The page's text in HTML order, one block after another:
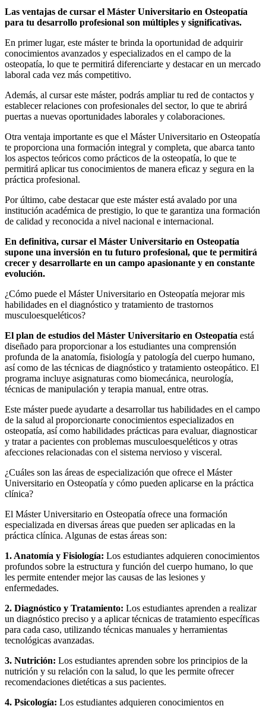
Las ventajas de cursar el Máster Universitario en Osteopatía
para tu desarrollo profesional son múltiples y significativas.
En primer lugar, este máster te brinda la oportunidad de adquirir
conocimientos avanzados y especializados en el campo de la
osteopatía, lo que te permitirá diferenciarte y destacar en un mercado
laboral cada vez más competitivo.
Además, al cursar este máster, podrás ampliar tu red de contactos y
establecer relaciones con profesionales del sector, lo que te abrirá
puertas a nuevas oportunidades laborales y colaboraciones.
Otra ventaja importante es que el Máster Universitario en Osteopatía
te proporciona una formación integral y completa, que abarca tanto
los aspectos teóricos como prácticos de la osteopatía, lo que te
permitirá aplicar tus conocimientos de manera eficaz y segura en la
práctica profesional.
Por último, cabe destacar que este máster está avalado por una
institución académica de prestigio, lo que te garantiza una formación
de calidad y reconocida a nivel nacional e internacional.
En definitiva, cursar el Máster Universitario en Osteopatía
supone una inversión en tu futuro profesional, que te permitirá
crecer y desarrollarte en un campo apasionante y en constante
evolución.
¿Cómo puede el Máster Universitario en Osteopatía mejorar mis
habilidades en el diagnóstico y tratamiento de trastornos
musculoesqueléticos?
El plan de estudios del Máster Universitario en Osteopatía está
diseñado para proporcionar a los estudiantes una comprensión
profunda de la anatomía, fisiología y patología del cuerpo humano,
así como de las técnicas de diagnóstico y tratamiento osteopático. El
programa incluye asignaturas como biomecánica, neurología,
técnicas de manipulación y terapia manual, entre otras.
Este máster puede ayudarte a desarrollar tus habilidades en el campo
de la salud al proporcionarte conocimientos especializados en
osteopatía, así como habilidades prácticas para evaluar, diagnosticar
y tratar a pacientes con problemas musculoesqueléticos y otras
afecciones relacionadas con el sistema nervioso y visceral.
¿Cuáles son las áreas de especialización que ofrece el Máster
Universitario en Osteopatía y cómo pueden aplicarse en la práctica
clínica?
El Máster Universitario en Osteopatía ofrece una formación
especializada en diversas áreas que pueden ser aplicadas en la
práctica clínica. Algunas de estas áreas son:
1. Anatomía y Fisiología: Los estudiantes adquieren conocimientos
profundos sobre la estructura y función del cuerpo humano, lo que
les permite entender mejor las causas de las lesiones y
enfermedades.
2. Diagnóstico y Tratamiento: Los estudiantes aprenden a realizar
un diagnóstico preciso y a aplicar técnicas de tratamiento específicas
para cada caso, utilizando técnicas manuales y herramientas
tecnológicas avanzadas.
3. Nutrición: Los estudiantes aprenden sobre los principios de la
nutrición y su relación con la salud, lo que les permite ofrecer
recomendaciones dietéticas a sus pacientes.
4. Psicología: Los estudiantes adquieren conocimientos en